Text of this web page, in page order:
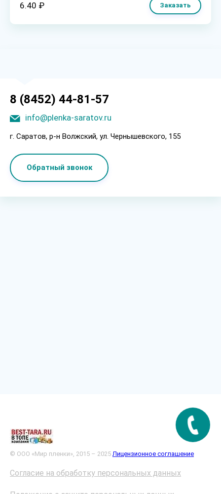
6.40 ₽ Заказать
8 (8452) 44-81-57
info@plenka-saratov.ru
г. Саратов, p-н Boлжcкий, ул. Чepнышeвcкoгo, 155
Обратный звонок
© ООО «Мир пленки», 2015 – 2025 Лицензионное соглашение
Согласие на обработку персональных данных